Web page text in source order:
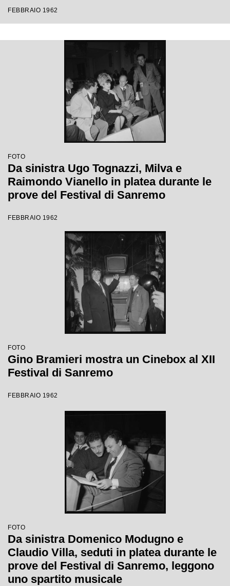
FEBBRAIO 1962
FOTO
Da sinistra Ugo Tognazzi, Milva e
Raimondo Vianello in platea durante le
prove del Festival di Sanremo
FEBBRAIO 1962
FOTO
Gino Bramieri mostra un Cinebox al XII
Festival di Sanremo
FEBBRAIO 1962
FOTO
Da sinistra Domenico Modugno e
Claudio Villa, seduti in platea durante le
prove del Festival di Sanremo, leggono
uno spartito musicale